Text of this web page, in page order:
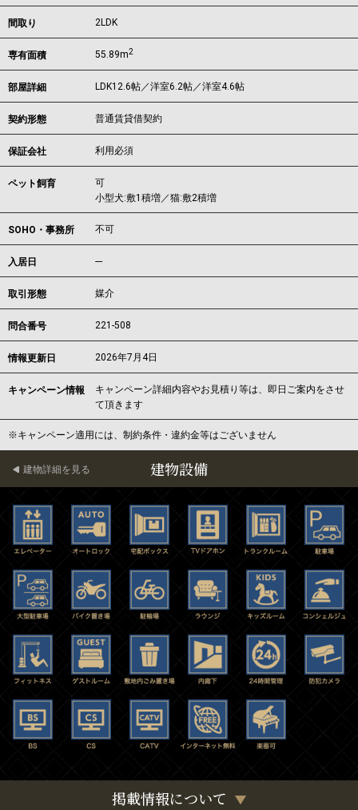
間取り 2LDK
専有面積 55.89m2
部屋詳細 LDK12.6帖／洋室6.2帖／洋室4.6帖
契約形態 普通賃貸借契約
保証会社 利用必須
ペット飼育
可
小型犬:敷1積増／猫:敷2積増
SOHO・事務所 不可
入居日 ---
取引形態 媒介
問合番号 221-508
情報更新日 2026年7月4日
キャンペーン情報
キャンペーン詳細内容やお見積り等は、即日ご案内をさせ
て頂きます
※キャンペーン適用には、制約条件・違約金等はございません
建物設備
建物詳細を見る
掲載情報について